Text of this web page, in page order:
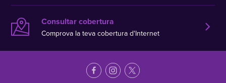
Consultar cobertura
Comprova la teva cobertura d'Internet